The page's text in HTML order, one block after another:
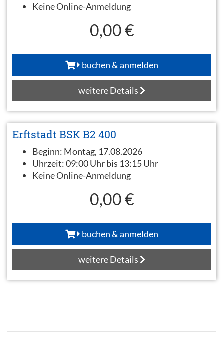
Keine Online-Anmeldung
0,00 €
buchen & anmelden
weitere Details
Erftstadt BSK B2 400
Beginn: Montag, 17.08.2026
Uhrzeit:09:00 Uhr bis 13:15 Uhr
Keine Online-Anmeldung
0,00 €
buchen & anmelden
weitere Details